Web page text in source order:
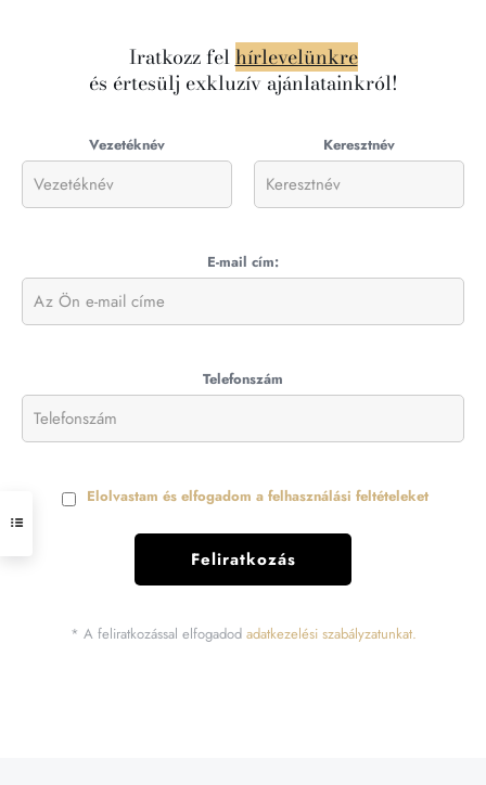
Iratkozz felhírlevelünkre
és értesülj exkluzív ajánlatainkról!
Vezetéknév Keresztnév
E-mail cím:
Telefonszám
Elolvastam és elfogadom a felhasználási feltételeket
* A feliratkozással elfogadod adatkezelési szabályzatunkat.